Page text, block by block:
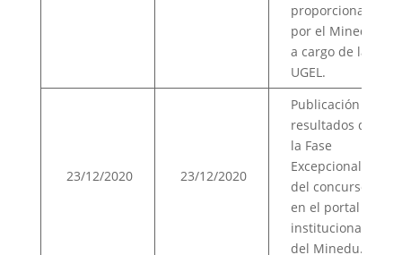
proporcionado
por el Minedu,
a cargo de la
UGEL.
23/12/2020 23/12/2020
Publicación de
resultados de
la Fase
Excepcional
del concurso,
en el portal
institucional
del Minedu.(5)